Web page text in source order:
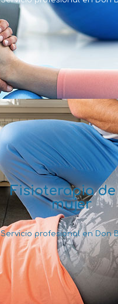
Fisioterapia
mujer
Servicio profesional en Don